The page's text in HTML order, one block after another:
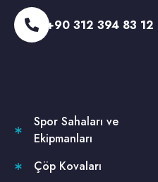
+90 312 394 83 12
Spor Sahaları ve
Ekipmanları
Çöp Kovaları